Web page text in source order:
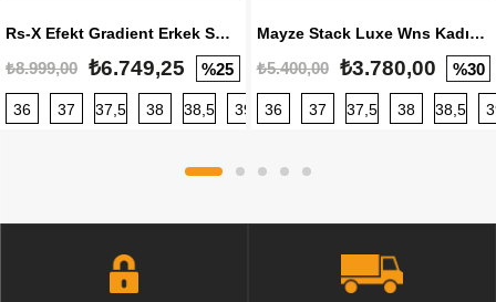
Rs-X Efekt Gradient Erkek Sneaker
₺8.999,00 ₺6.749,25 %25
36 37 37,5 38 38,5 39 40 40,5 41 42 42,5
Mayze Stack Luxe Wns Kadın Sneaker
₺5.400,00 ₺3.780,00 %30
36 37 37,5 38 38,5